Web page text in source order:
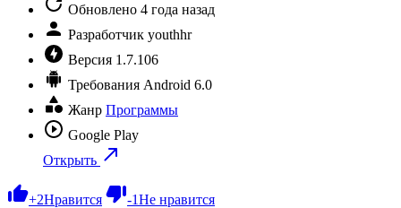
Обновлено 4 года назад
Разработчик youthhr
Версия 1.7.106
Требования Android 6.0
Жанр Программы
Google Play
Открыть
+2Нравится -1Не нравится